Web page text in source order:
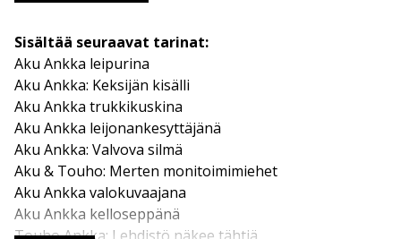
Sisältää seuraavat tarinat:
Aku Ankka leipurina
Aku Ankka: Keksijän kisälli
Aku Ankka trukkikuskina
Aku Ankka leijonankesyttäjänä
Aku Ankka: Valvova silmä
Aku & Touho: Merten monitoimimiehet
Aku Ankka valokuvaajana
Aku Ankka kelloseppänä
Touho Ankka: Lehdistö näkee tähtiä